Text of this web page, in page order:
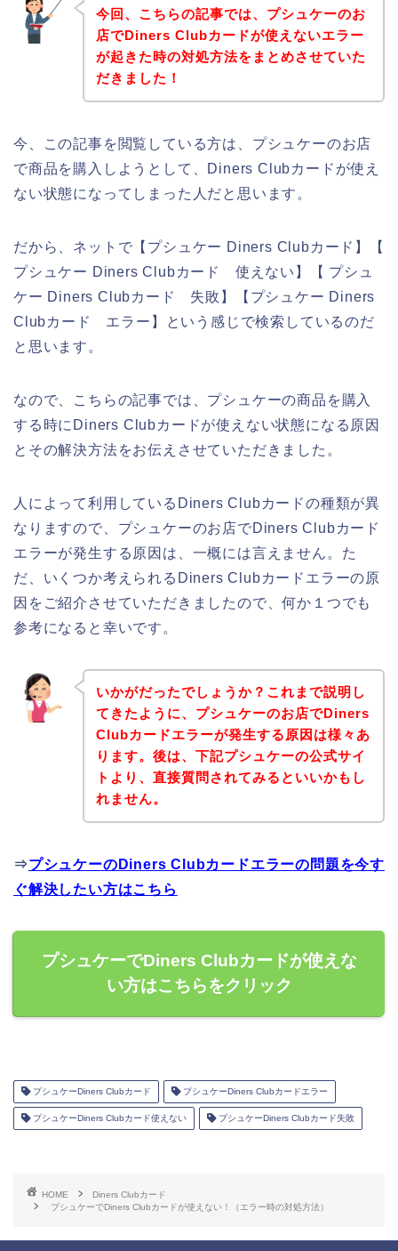
今回、こちらの記事では、プシュケーのお
店でDiners Clubカードが使えないエラー
が起きた時の対処方法をまとめさせていた
だきました！
今、この記事を閲覧している方は、プシュケーのお店
で商品を購入しようとして、Diners Clubカードが使え
ない状態になってしまった人だと思います。
だから、ネットで【プシュケー Diners Clubカード】【
プシュケー Diners Clubカード 使えない】【 プシュ
ケー Diners Clubカード 失敗】【プシュケー Diners
Clubカード エラー】という感じで検索しているのだ
と思います。
なので、こちらの記事では、プシュケーの商品を購入
する時にDiners Clubカードが使えない状態になる原因
とその解決方法をお伝えさせていただきました。
人によって利用しているDiners Clubカードの種類が異
なりますので、プシュケーのお店でDiners Clubカード
エラーが発生する原因は、一概には言えません。た
だ、いくつか考えられるDiners Clubカードエラーの原
因をご紹介させていただきましたので、何か１つでも
参考になると幸いです。
いかがだったでしょうか？これまで説明し
てきたように、プシュケーのお店でDiners
Clubカードエラーが発生する原因は様々あ
ります。後は、下記プシュケーの公式サイ
トより、直接質問されてみるといいかもし
れません。
⇒プシュケーのDiners Clubカードエラーの問題を今す
ぐ解決したい方はこちら
プシュケーでDiners Clubカードが使えな
い方はこちらをクリック
プシュケーDiners Clubカード プシュケーDiners Clubカードエラー
プシュケーDiners Clubカード使えない プシュケーDiners Clubカード失敗
HOME
Diners Clubカード
プシュケーでDiners Clubカードが使えない！（エラー時の対処方法）